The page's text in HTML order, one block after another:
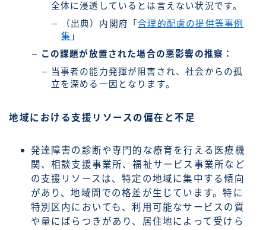
全体に浸透しているとは言えない状況です。
（出典）内閣府「合理的配慮の提供等事例
集 」
この課題が放置された場合の悪影響の推察：
当事者の能力発揮が阻害され、社会からの孤
立を深める一因となります。
地域における支援リソースの偏在と不足
発達障害の診断や専門的な療育を行える医療機
関、相談支援事業所、福祉サービス事業所など
の支援リソースは、特定の地域に集中する傾向
があり、地域間での格差が生じています。特に
特別区内においても、利用可能なサービスの質
や量にばらつきがあり、居住地によって受けら